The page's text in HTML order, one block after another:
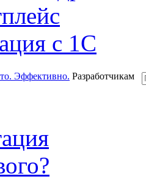
с 1С
Разработчикам